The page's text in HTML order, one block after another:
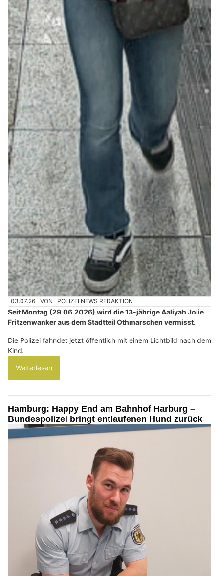
03.07.26 VON POLIZEI.NEWS REDAKTION
Seit Montag (29.06.2026) wird die 13-jährige Aaliyah Jolie
Fritzenwanker aus dem Stadtteil Othmarschen vermisst.
Die Polizei fahndet jetzt öffentlich mit einem Lichtbild nach dem
Kind.
Weiterlesen
Hamburg: Happy End am Bahnhof Harburg –
Bundespolizei bringt entlaufenen Hund zurück